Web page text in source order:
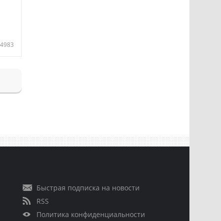
4983
Быстрая подписка на новости
RSS
Политика конфиденциальности